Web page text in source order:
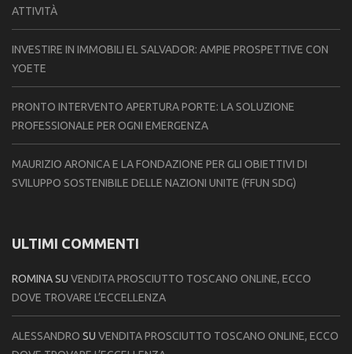
ATTIVITÀ
INVESTIRE IN IMMOBILI EL SALVADOR: AMPIE PROSPETTIVE CON
YOETE
PRONTO INTERVENTO APERTURA PORTE: LA SOLUZIONE
PROFESSIONALE PER OGNI EMERGENZA
MAURIZIO ARONICA E LA FONDAZIONE PER GLI OBIETTIVI DI
SVILUPPO SOSTENIBILE DELLE NAZIONI UNITE (FFUN SDG)
ULTIMI COMMENTI
ROMINASU VENDITA PROSCIUTTO TOSCANO ONLINE, ECCO
DOVE TROVARE L’ECCELLENZA
ALESSANDRO SU VENDITA PROSCIUTTO TOSCANO ONLINE, ECCO